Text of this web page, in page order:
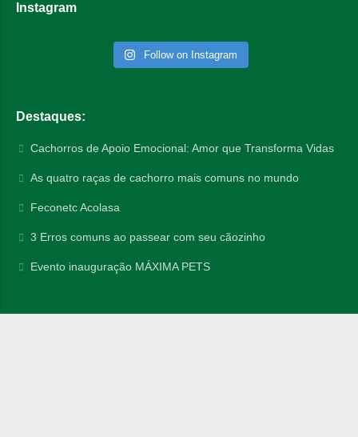
Instagram
Follow on Instagram
Destaques:
Cachorros de Apoio Emocional: Amor que Transforma Vidas
As quatro raças de cachorro mais comuns no mundo
Feconetc Acolasa
3 Erros comuns ao passear com seu cãozinho
Evento inauguração MÁXIMA PETS